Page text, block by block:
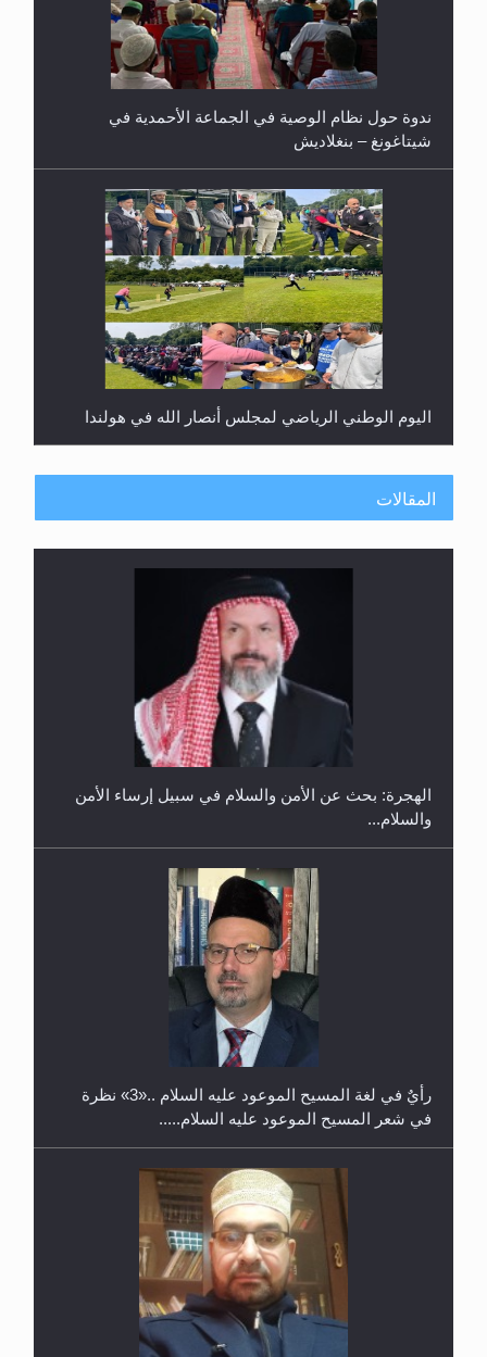
ندوة حول نظام الوصية في الجماعة الأحمدية في
شيتاغونغ – بنغلاديش
اليوم الوطني الرياضي لمجلس أنصار الله في هولندا
إتمام حفظ القرآن الكريم لثلاثة طلاب من مدرسة الحفظ
حفل توزيع الشهادات في الجامعة الأحمدية بنيجيريا لعام
المقالات
الهجرة: بحث عن الأمن والسلام في سبيل إرساء الأمن
والسلام...
رأيٌ في لغة المسيح الموعود عليه السلام ..«3» نظرة
في شعر المسيح الموعود عليه السلام.....